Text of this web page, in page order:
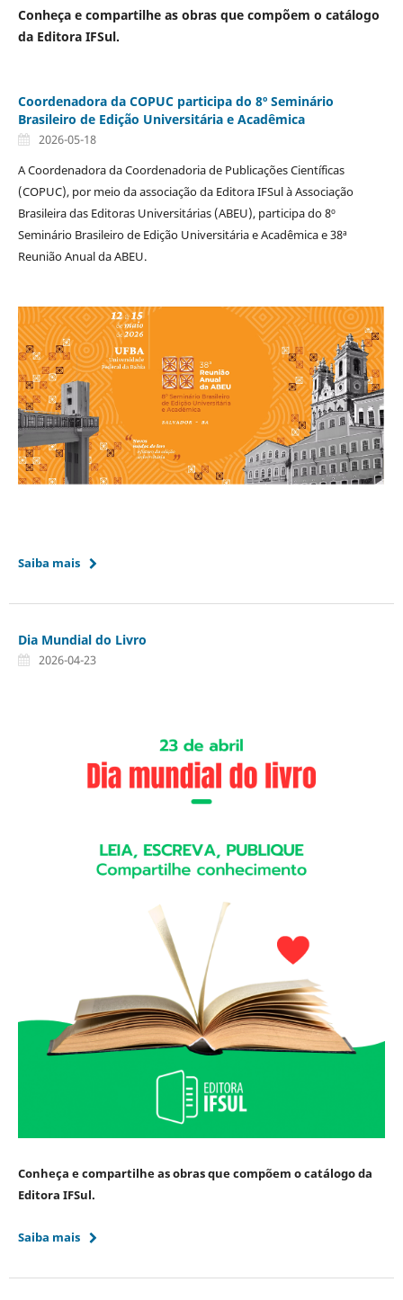
Conheça e compartilhe as obras que compõem o catálogo
da Editora IFSul.
Coordenadora da COPUC participa do 8º Seminário
Brasileiro de Edição Universitária e Acadêmica
2026-05-18
A Coordenadora da Coordenadoria de Publicações Científicas
(COPUC), por meio da associação da Editora IFSul à Associação
Brasileira das Editoras Universitárias (ABEU), participa do 8º
Seminário Brasileiro de Edição Universitária e Acadêmica e 38ª
Reunião Anual da ABEU.
Saiba mais
Dia Mundial do Livro
2026-04-23
Conheça e compartilhe as obras que compõem o catálogo da
Editora IFSul.
Saiba mais